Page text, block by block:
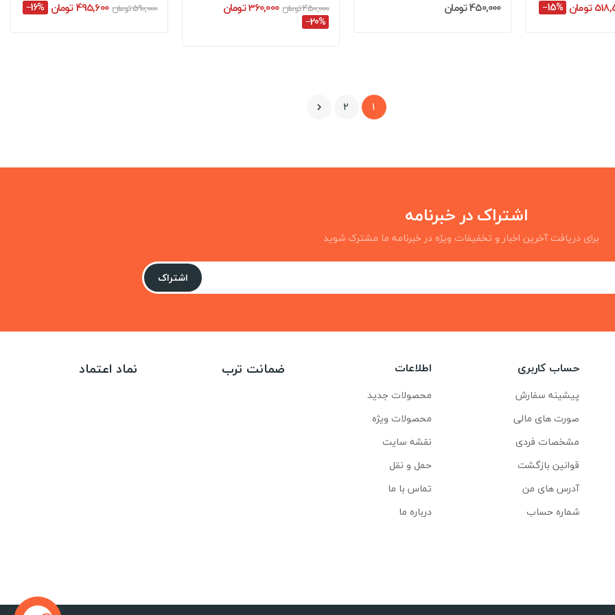
تومان ‎−15% 450,000 تومان 450,000 تومان 360,000 تومان
‎−20%
590,000 تومان 495,600 تومان ‎−16%
1
2

اشتراک در خبرنامه
برای دریافت آخرین اخبار و تخفیفات ویژه در خبرنامه ما مشترک شوید
اشتراک
حساب کاربری
پیشینه سفارش
صورت های مالی
مشخصات فردی
قوانین بازگشت
آدرس های من
شماره حساب
اطلاعات
محصولات جدید
محصولات ویژه
نقشه سایت
حمل و نقل
تماس با ما
درباره ما
ضمانت ترب نماد اعتماد